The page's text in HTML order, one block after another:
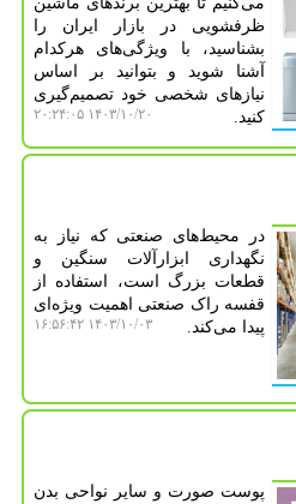
ظرفشویی در بازار ایران را
بشناسید، با ویژگی‌های هرکدام
آشنا شوید و بتوانید بر اساس
نیازهای شخصی خود تصمیم‌گیری
کنید.
۱۴۰۳/۱۰/۲۰ ۲۰:۲۴:۰۵
در محیط‌های صنعتی که نیاز به
نگهداری ابزارآلات سنگین و
قطعات بزرگ است، استفاده از
قفسه راک صنعتی اهمیت ویژه‌ای
پیدا می‌کند.
۱۴۰۳/۱۰/۰۳ ۱۶:۵۶:۴۲
پوست صورت و سایر نواحی بدن